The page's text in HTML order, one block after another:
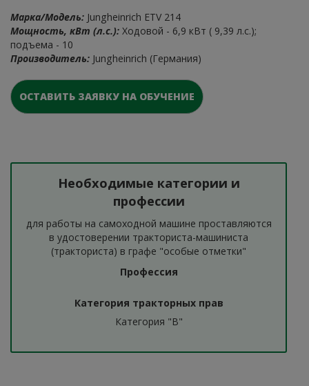
Марка/Модель: Jungheinrich ETV 214
Мощность, кВт (л.с.): Ходовой - 6,9 кВт ( 9,39 л.с.);
подъема - 10
Производитель: Jungheinrich (Германия)
ОСТАВИТЬ ЗАЯВКУ НА ОБУЧЕНИЕ
Необходимые категории и
профессии
для работы на самоходной машине проставляются
в удостоверении тракториста-машиниста
(тракториста) в графе "особые отметки"
Профессия
Категория тракторных прав
Категория "B"